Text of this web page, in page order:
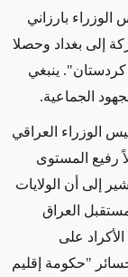
بارزاني
إلى بغداد وحصلا
ينبغي
الجماعية.
الوزراء العراقي
رفيع المستوى
إلى أن الولايات
العراق
على
"حكومة إقليم